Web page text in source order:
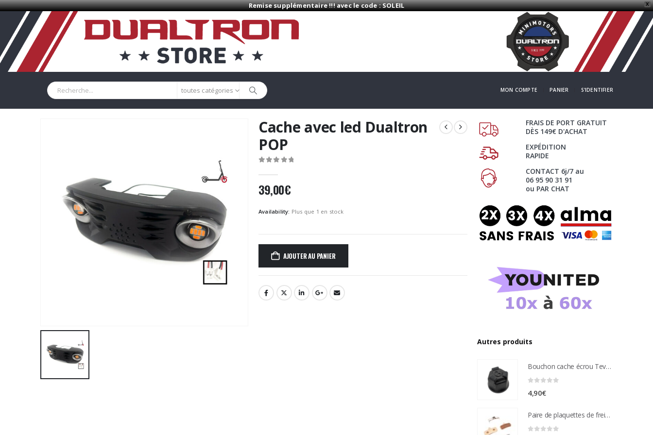
X
Remise supplémentaire !!! avec le code : SOLEIL
toutes catégories MON COMPTE PANIER S'IDENTIFIER
Cache avec led Dualtron
POP
39,00€
Availability: Plus que 1 en stock
AJOUTER AU PANIER
FRAIS DE PORT GRATUIT
DÈS 149€ D'ACHAT
EXPÉDITION
RAPIDE
CONTACT 6j/7 au
06 95 90 31 91
ou PAR CHAT
Autres produits
Bouchon cache écrou Teverun
4,90€
Paire de plaquettes de frein métal frité Compatible étrier de freins nutt 4 pistons